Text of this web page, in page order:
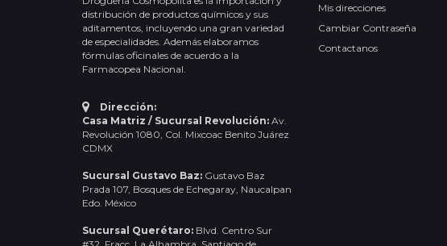
distribución de productos químicos y sus
aditamentos, incluyendo una gran variedad
de especialidades. Además elaboramos
fórmulas oficinales de acuerdo a la
Farmacopea Nacional.
Dirección:
Casa Matriz / Sucursal Revolución: Av.
Revolución 1080, Col. Mixcoac Benito Juárez
CDMX
Sucursal Gustavo Baz: Gustavo Baz
Prada 107, Bosques de Echegaray, Naucalpan
Edo. México
Sucursal Querétaro: Blvd. Centro Sur
Mis direcciones
Cambiar Contraseña
Contactanos